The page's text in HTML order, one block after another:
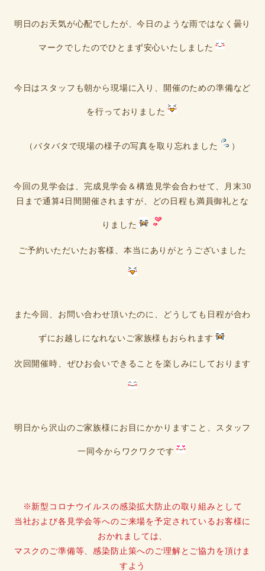
明日のお天気が心配でしたが、今日のような雨ではなく曇り
マークでしたのでひとまず安心いたしました
今日はスタッフも朝から現場に入り、開催のための準備など
を行っておりました
（バタバタで現場の様子の写真を取り忘れました ）
今回の見学会は、完成見学会＆構造見学会合わせて、月末30
日まで通算4日間開催されますが、どの日程も満員御礼とな
りました
ご予約いただいたお客様、本当にありがとうございました
また今回、お問い合わせ頂いたのに、どうしても日程が合わ
ずにお越しになれないご家族様もおられます
次回開催時、ぜひお会いできることを楽しみにしております
明日から沢山のご家族様にお目にかかりますこと、スタッフ
一同今からワクワクです
※新型コロナウイルスの感染拡大防止の取り組みとして
当社および各見学会等へのご来場を予定されているお客様に
おかれましては、
マスクのご準備等、感染防止策へのご理解とご協力を頂けま
すよう